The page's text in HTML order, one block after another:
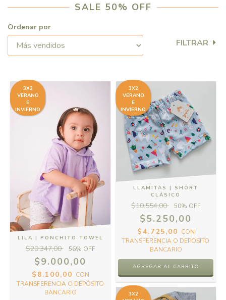
SALE 50% OFF
Ordenar por
FILTRAR
3X2
VERANO
E
INVIERNO
LILA | PONCHITO TOWEL
$20.347,00 56% OFF
$9.000,00
$8.100,00 CON
TRANSFERENCIA O DEPÓSITO
BANCARIO
3X2
VERANO
E
INVIERNO
LLAMITAS | SHORT
CLÁSICO
$10.554,00 50% OFF
$5.250,00
$4.725,00 CON
TRANSFERENCIA O DEPÓSITO
BANCARIO
AGREGAR AL CARRITO
3X2